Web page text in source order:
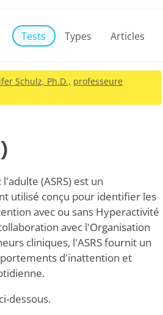
Tests Types Articles
Schulz, Ph.D., professeure
(ASRS) est un
utilisé conçu pour identifier les
avec ou sans Hyperactivité
avec l'Organisation
cliniques, l'ASRS fournit un
d'inattention et
dessous.